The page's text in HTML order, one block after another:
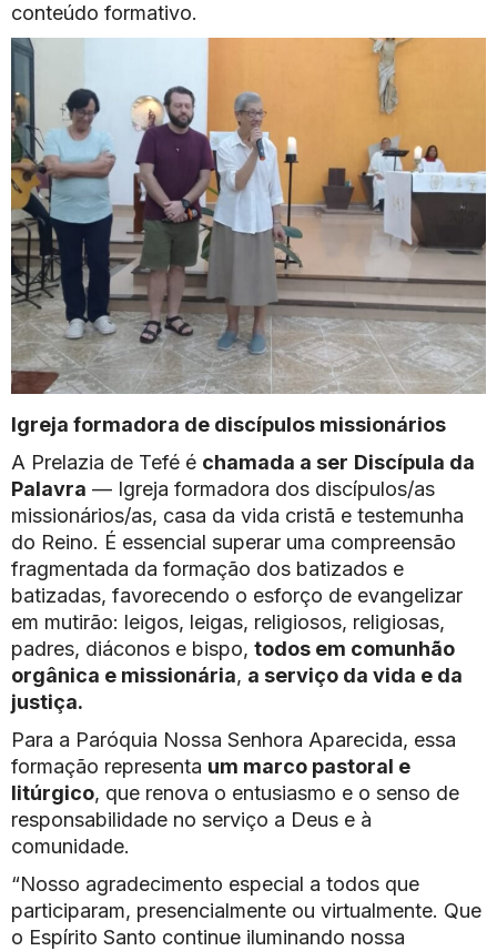
conteúdo formativo.
Igreja formadora de discípulos missionários
A Prelazia de Tefé é chamada a ser Discípula da
Palavra — Igreja formadora dos discípulos/as
missionários/as, casa da vida cristã e testemunha
do Reino. É essencial superar uma compreensão
fragmentada da formação dos batizados e
batizadas, favorecendo o esforço de evangelizar
em mutirão: leigos, leigas, religiosos, religiosas,
padres, diáconos e bispo, todos em comunhão
orgânica e missionária, a serviço da vida e da
justiça.
Para a Paróquia Nossa Senhora Aparecida, essa
formação representa um marco pastoral e
litúrgico, que renova o entusiasmo e o senso de
responsabilidade no serviço a Deus e à
comunidade.
“Nosso agradecimento especial a todos que
participaram, presencialmente ou virtualmente. Que
o Espírito Santo continue iluminando nossa